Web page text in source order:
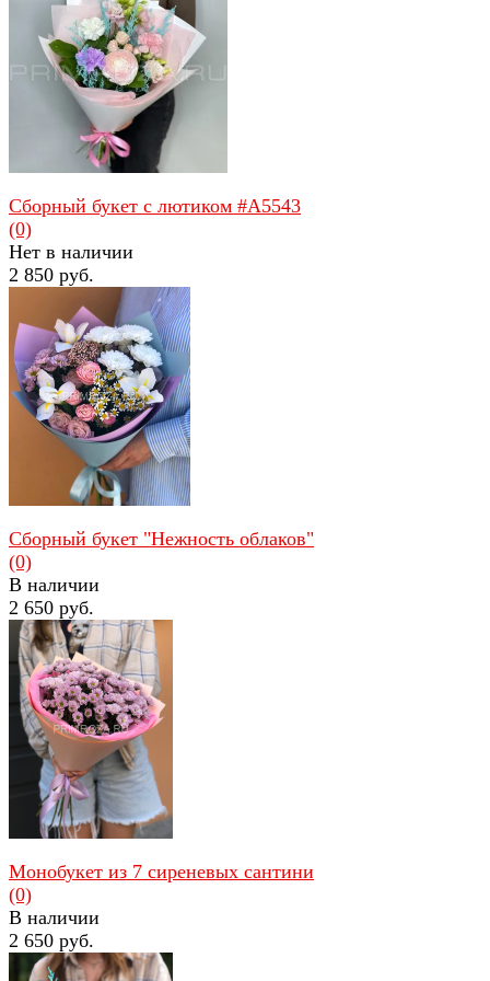
избранное сравнить
избранное сравнить
Сборный букет с лютиком #A5543
(0)
Нет в наличии
2 850 руб.
избранное сравнить
Сборный букет "Нежность облаков"
(0)
В наличии
2 650 руб.
Монобукет из 7 сиреневых сантини
(0)
В наличии
2 650 руб.